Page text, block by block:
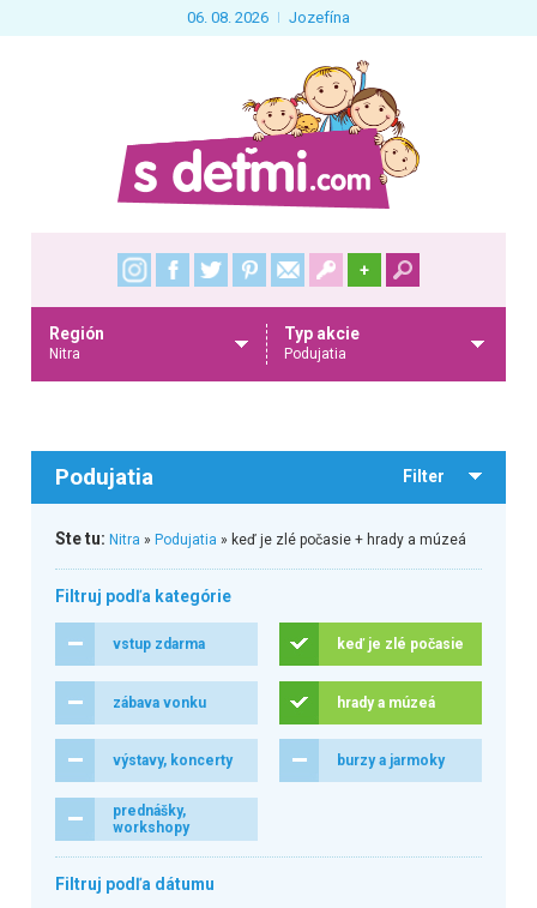
06. 08. 2026 Jozefína
+
Región
Nitra
Typ akcie
Podujatia
Podujatia Filter
Ste tu: Nitra » Podujatia » keď je zlé počasie + hrady a múzeá
Filtruj podľa kategórie
vstup zdarma keď je zlé počasie
zábava vonku hrady a múzeá
výstavy, koncerty burzy a jarmoky
prednášky,
workshopy
Filtruj podľa dátumu